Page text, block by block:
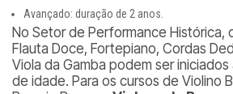
Avançado: duração de 2 anos.
No Setor de Performance Histórica,
Flauta Doce, Fortepiano, Cordas
Viola da Gamba podem ser
de idade. Para os cursos de Violino